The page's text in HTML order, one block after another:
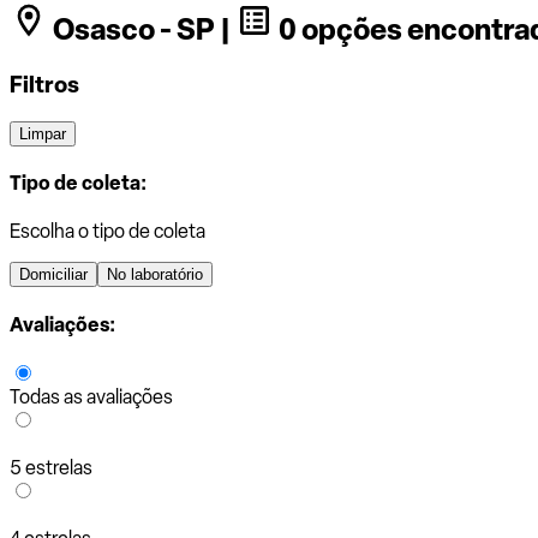
Osasco - SP | 0 opções
Filtros
Limpar
Tipo de coleta:
Escolha o tipo de coleta
Domiciliar No laboratório
Avaliações:
Todas as avaliações
5 estrelas